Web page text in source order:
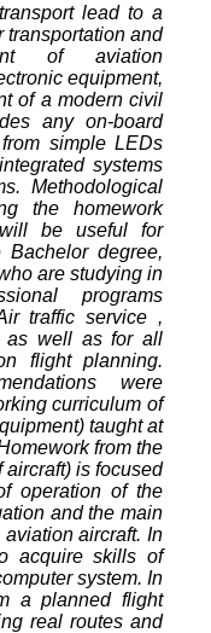
lead to a
transportation and
of aviation
equipment,
of a modern civil
any on-board
simple LEDs
systems
Methodological
the homework
be useful for
degree,
are studying in
programs
traffic service ,
as well as for all
flight planning.
were
curriculum of
taught at
from the
is focused
operation of the
and the main
aircraft. In
acquire skills of
system. In
a planned flight
real routes and